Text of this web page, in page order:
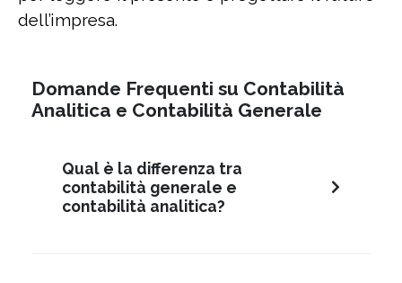
dell’impresa.
Domande Frequenti su Contabilità
Analitica e Contabilità Generale
Qual è la differenza tra
contabilità generale e
contabilità analitica?